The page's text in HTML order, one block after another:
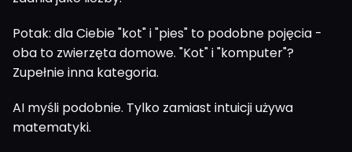
Potak: dla Ciebie "kot" i "pies" to podobne pojęcia -
oba to zwierzęta domowe. "Kot" i "komputer"?
Zupełnie inna kategoria.
AI myśli podobnie. Tylko zamiast intuicji używa
matematyki.